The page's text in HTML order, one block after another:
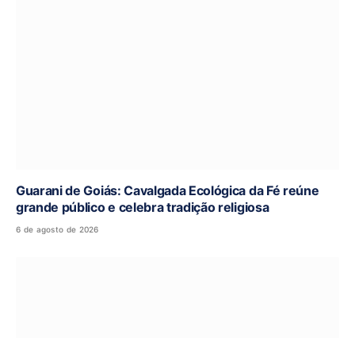
Guarani de Goiás: Cavalgada Ecológica da Fé reúne
grande público e celebra tradição religiosa
6 de agosto de 2026